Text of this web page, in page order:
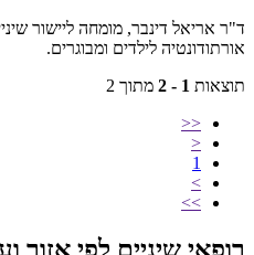
לילדים ומבוגרים.
1 - 2
מתוך 2
<<
<
1
>
>>